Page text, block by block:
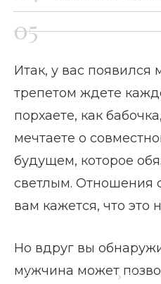
Главная страница
Блог
Итак, у вас появился
трепетом ждете
порхаете, как
мечтаете о
будущем, которое
светлым. Отношения
вам кажется, что это
Но вдруг вы
мужчина может